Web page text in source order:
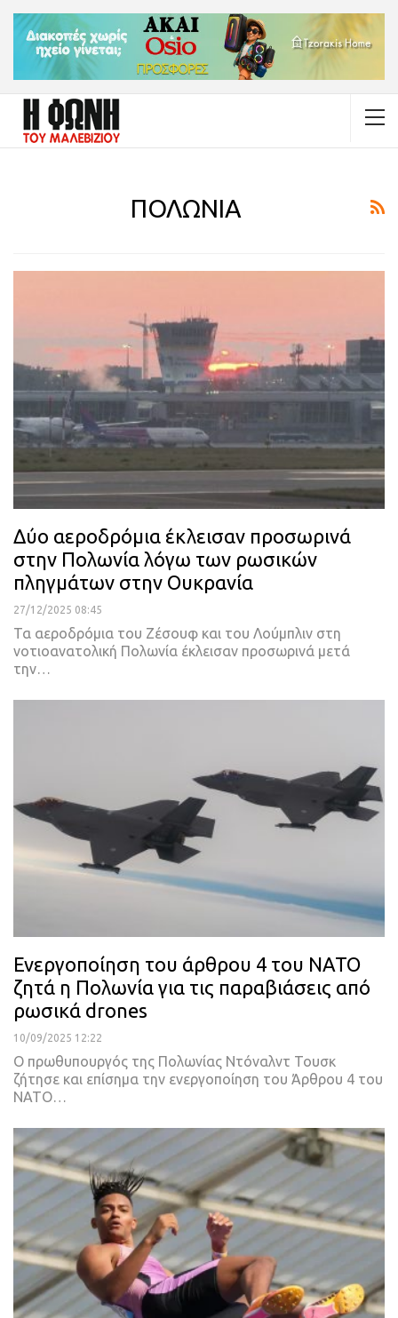
ΠΟΛΩΝΙΑ
Δύο αεροδρόμια έκλεισαν προσωρινά
στην Πολωνία λόγω των ρωσικών
πληγμάτων στην Ουκρανία
27/12/2025 08:45
Τα αεροδρόμια του Ζέσουφ και του Λούμπλιν στη
νοτιοανατολική Πολωνία έκλεισαν προσωρινά μετά
την…
Ενεργοποίηση του άρθρου 4 του ΝΑΤΟ
ζητά η Πολωνία για τις παραβιάσεις από
ρωσικά drones
10/09/2025 12:22
O πρωθυπουργός της Πολωνίας Ντόναλντ Τουσκ
ζήτησε και επίσημα την ενεργοποίηση του Άρθρου 4 του
ΝΑΤΟ…